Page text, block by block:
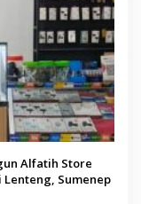
Alfatih Store
Sumenep